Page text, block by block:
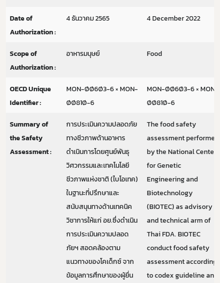
Date of
Authorization :
4 ธันวาคม 2565 4 December 2022
Scope of
Authorization :
อาหารมนุษย์ Food
OECD Unique
Identifier :
MON-ØØ6Ø3-6 × MON-
ØØ81Ø-6
MON-ØØ6Ø3-6 × MON-
ØØ81Ø-6
Summary of
the Safety
Assessment :
การประเมินความปลอดภัย
ทางชีวภาพด้านอาหาร
ดำเนินการโดยศูนย์พันธุ
วิศวกรรมและเทคโนโลยี
ชีวภาพแห่งชาติ (ไบโอเทค)
ในฐานะที่ปรึกษาและ
สนับสนุนทางด้านเทคนิค
วิชาการให้แก่ อย.ซึ่งดำเนิน
การประเมินความปลอด
ภัยฯ สอดคล้องตาม
แนวทางของโคเด็กซ์ จาก
ข้อมูลการศึกษาของผู้ยื่น
The food safety
assessment performed
by the National Center
for Genetic
Engineering and
Biotechnology
(BIOTEC) as advisory
and technical arm of
Thai FDA. BIOTEC
conduct food safety
assessment according
to codex guideline and